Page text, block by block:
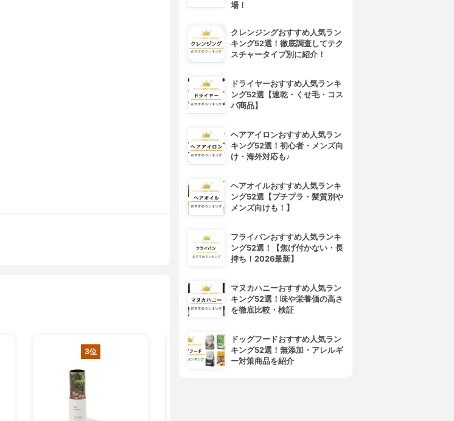
3位 4位
場！
クレンジングおすすめ人気ラン
キング52選！徹底調査してテク
スチャータイプ別に紹介！
ドライヤーおすすめ人気ランキ
ング52選【速乾・くせ毛・コス
パ商品】
ヘアアイロンおすすめ人気ラン
キング52選！初心者・メンズ向
け・海外対応も♪
ヘアオイルおすすめ人気ランキ
ング52選【プチプラ・髪質別や
メンズ向けも！】
フライパンおすすめ人気ランキ
ング52選！【焦げ付かない・長
持ち！2026最新】
マヌカハニーおすすめ人気ラン
キング52選！味や栄養価の高さ
を徹底比較・検証
ドッグフードおすすめ人気ラン
キング52選！無添加・アレルギ
ー対策商品を紹介